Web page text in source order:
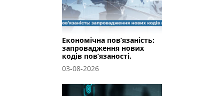
Економічна пов’язаність:
запровадження нових
кодів пов’язаності.
03-08-2026